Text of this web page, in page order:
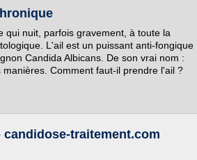
qui nuit, parfois gravement, à toute la
L'ail est un puissant anti-fongique
Candida Albicans. De son vrai nom :
Comment faut-il prendre l'ail ?
candidose-traitement.com